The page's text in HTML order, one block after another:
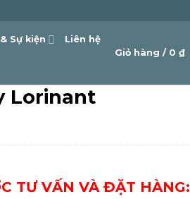
Sự kiện
Liên hệ
Giỏ hàng / 0 ₫
Lorinant
TƯ VẤN VÀ ĐẶT HÀNG: